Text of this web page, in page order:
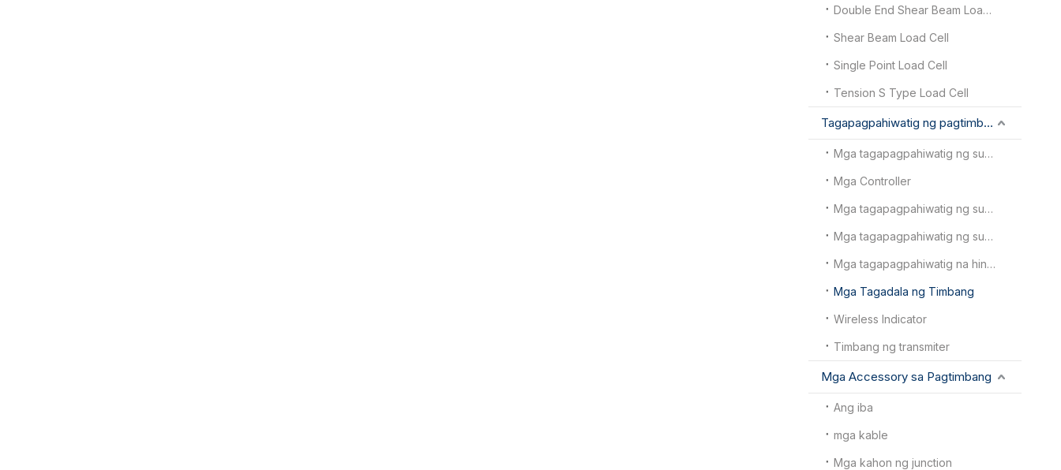
Double End Shear Beam Load Cell
Shear Beam Load Cell
Single Point Load Cell
Tension S Type Load Cell
Tagapagpahiwatig ng pagtimbang
Mga tagapagpahiwatig ng sukat ng ehe
Mga Controller
Mga tagapagpahiwatig ng sukat sa sahig
Mga tagapagpahiwatig ng sukat ng trak
Mga tagapagpahiwatig na hindi tinatagusan ng tubig
Mga Tagadala ng Timbang
Wireless Indicator
Timbang ng transmiter
Mga Accessory sa Pagtimbang
Ang iba
mga kable
Mga kahon ng junction